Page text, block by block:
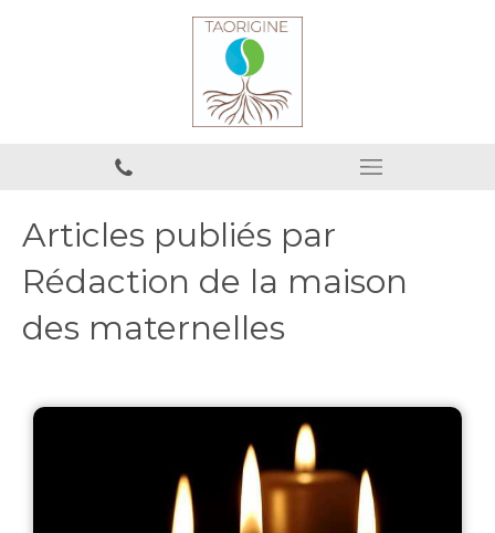
Articles publiés par
Rédaction de la maison
des maternelles